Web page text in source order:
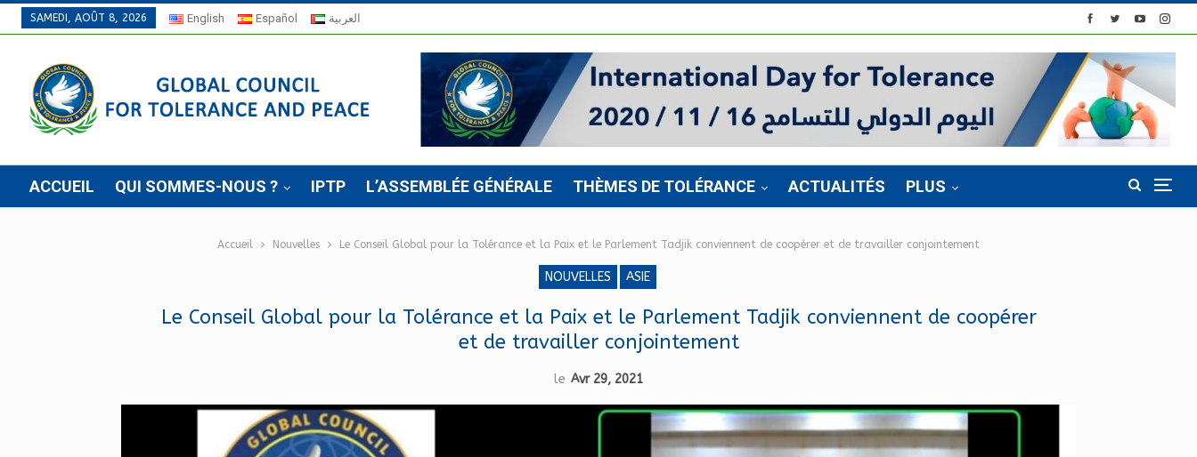
SAMEDI, AOÛT 8, 2026 English Español العربية
ACCUEIL QUI SOMMES-NOUS ? IPTP L’ASSEMBLÉE GÉNÉRALE THÈMES DE TOLÉRANCE ACTUALITÉS PLUS
Accueil Nouvelles Le Conseil Global pour la Tolérance et la Paix et le Parlement Tadjik conviennent de coopérer et de travailler conjointement
NOUVELLES ASIE
Le Conseil Global pour la Tolérance et la Paix et le Parlement Tadjik conviennent de coopérer
et de travailler conjointement
le Avr 29, 2021